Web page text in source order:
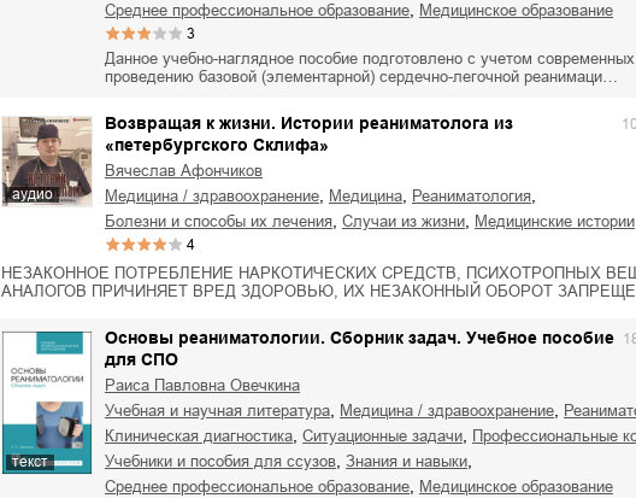
среднее профессиональное образование медицинское образование
3
Данное учебно-наглядное пособие подготовлено с учетом
проведению базовой (элементарной) сердечно-легочной реанимаци…
аудио
Возвращая к жизни. Истории реаниматолога из
«петербургского Склифа»
Вячеслав Афончиков
медицина / здравоохранение
медицина реаниматология
болезни и способы их лечения случаи из жизни медицинские истории
4
НЕЗАКОННОЕ ПОТРЕБЛЕНИЕ НАРКОТИЧЕСКИХ СРЕДСТВ, ПСИХОТРОПНЫХ
АНАЛОГОВ ПРИЧИНЯЕТ ВРЕД ЗДОРОВЬЮ, ИХ НЕЗАКОННЫЙ ОБОРОТ
текст
Основы реаниматологии. Сборник задач. Учебное пособие
для СПО
Раиса Павловна Овечкина
учебная и научная литература
медицина / здравоохранение
клиническая диагностика
ситуационные задачи
профессиональные
учебники и пособия для ссузов
знания и навыки
среднее профессиональное образование медицинское образование